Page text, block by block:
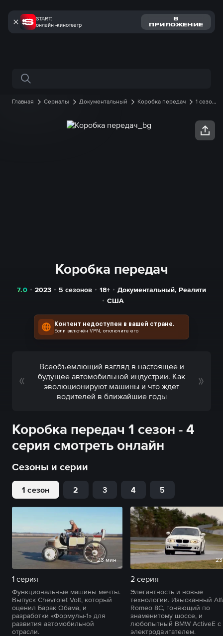
START:
онлайн -кинотеатр
В
ПРИЛОЖЕНИЕ
Поиск по сайту
Главная Сериалы Документальный Коробка передач
1 сезон
Коробка передач
7.0 2023 5 сезонов 18+ Документальный, Реалити
США
Контент недоступен в вашей стране.
Если включён VPN, отключите его
Всеобъемлющий взгляд в настоящее и
будущее автомобильной индустрии. Как
эволюционируют машины и что ждет
водителей в ближайшие годы
Коробка передач 1 сезон - 4
серия смотреть онлайн
Сезоны и серии
1 сезон 2 3 4 5
23 мин
1 серия
Функциональные машины мечты.
Выпуск Chevrolet Volt, который
оценил Барак Обама, и
разработки «Формулы-1» для
развития автомобильной
отрасли.
2 серия
Элегантность и новые
технологии. Изысканный
Romeo 8C, гоняющий по
знаменитому шоссе, и
любопытный BMW ActiveE с
электродвигателем.